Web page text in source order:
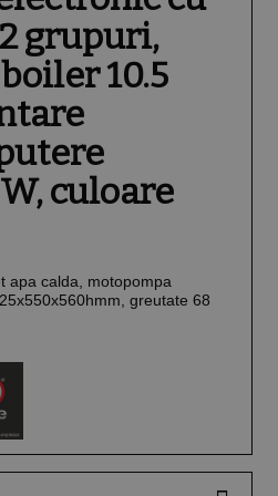
grupuri,
10.5
culoare
apa calda, motopompa
greutate 68